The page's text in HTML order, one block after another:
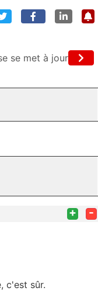
se met à jour
+ -
c'est sûr.